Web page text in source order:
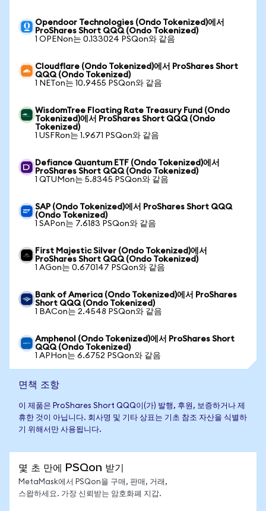
Opendoor Technologies (Ondo Tokenized)에서
ProShares Short QQQ (Ondo Tokenized)
1 OPENon는 0.133024 PSQon와 같음
Cloudflare (Ondo Tokenized)에서 ProShares Short
QQQ (Ondo Tokenized)
1 NETon는 10.9455 PSQon와 같음
WisdomTree Floating Rate Treasury Fund (Ondo
Tokenized)에서 ProShares Short QQQ (Ondo
Tokenized)
1 USFRon는 1.9671 PSQon와 같음
Defiance Quantum ETF (Ondo Tokenized)에서
ProShares Short QQQ (Ondo Tokenized)
1 QTUMon는 5.8345 PSQon와 같음
SAP (Ondo Tokenized)에서 ProShares Short QQQ
(Ondo Tokenized)
1 SAPon는 7.6183 PSQon와 같음
First Majestic Silver (Ondo Tokenized)에서
ProShares Short QQQ (Ondo Tokenized)
1 AGon는 0.670147 PSQon와 같음
Bank of America (Ondo Tokenized)에서 ProShares
Short QQQ (Ondo Tokenized)
1 BACon는 2.4548 PSQon와 같음
Amphenol (Ondo Tokenized)에서 ProShares Short
QQQ (Ondo Tokenized)
1 APHon는 6.6752 PSQon와 같음
면책 조항
이 제품은 ProShares Short QQQ이(가) 발행, 후원, 보증하거나 제
휴한 것이 아닙니다. 회사명 및 기타 상표는 기초 참조 자산을 식별하
기 위해서만 사용됩니다.
몇 초 만에 PSQon 받기
MetaMask에서 PSQon을 구매, 판매, 거래,
스왑하세요. 가장 신뢰받는 암호화폐 지갑.